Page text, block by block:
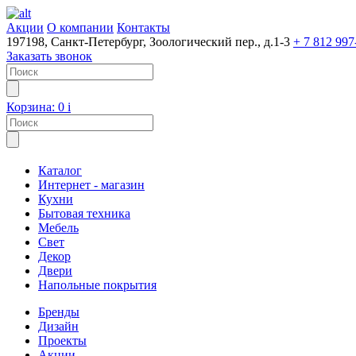
Акции О компании Контакты
197198, Санкт-Петербург, Зоологический пер., д.1-3 + 7 812
Заказать звонок
Корзина: 0 i
Каталог
Интернет - магазин
Кухни
Бытовая техника
Мебель
Свет
Декор
Двери
Напольные покрытия
Бренды
Дизайн
Проекты